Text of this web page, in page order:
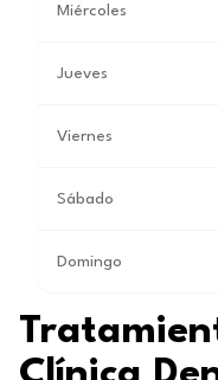
Miércoles
Jueves
Viernes
Sábado
Domingo